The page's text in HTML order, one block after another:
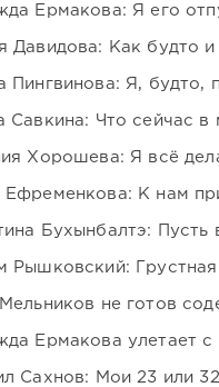
Ермакова: Я его
Давидова: Как будто и
Пингвинова: Я, будто,
Савкина: Что сейчас в
Хорошева: Я всё
Ефременкова: К нам
Бухынбалтэ: Пусть
Рышковский: Грустная
не готов
Ермакова улетает
Сахнов: Мои 23 или